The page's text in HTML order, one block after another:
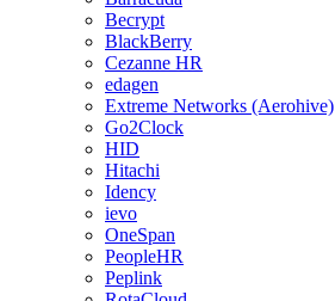
Becrypt
BlackBerry
Cezanne HR
edagen
Extreme Networks (Aerohive)
Go2Clock
HID
Hitachi
Idency
ievo
OneSpan
PeopleHR
Peplink